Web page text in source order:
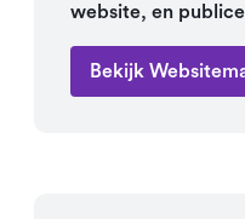
website, en
Bekijk